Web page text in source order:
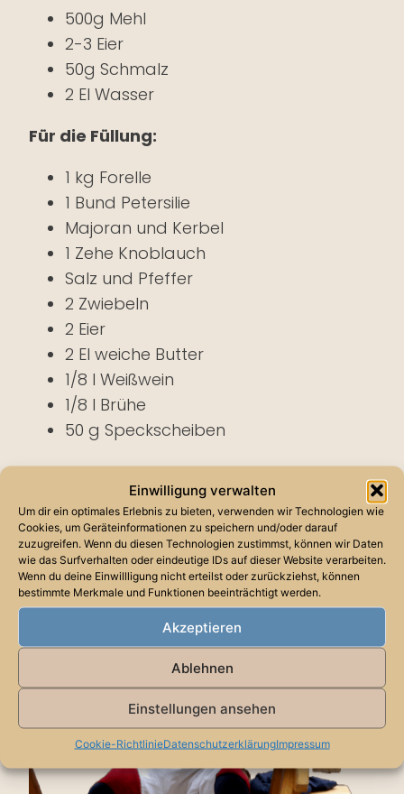
Einwilligung verwalten
Um dir ein optimales Erlebnis zu bieten, verwenden wir Technologien wie
Cookies, um Geräteinformationen zu speichern und/oder darauf
zuzugreifen. Wenn du diesen Technologien zustimmst, können wir Daten
wie das Surfverhalten oder eindeutige IDs auf dieser Website verarbeiten.
Wenn du deine Einwillligung nicht erteilst oder zurückziehst, können
bestimmte Merkmale und Funktionen beeinträchtigt werden.
Akzeptieren
Ablehnen
Einstellungen ansehen
Cookie-RichtlinieDatenschutzerklärungImpressum
500g Mehl
2-3 Eier
50g Schmalz
2 El Wasser
Für die Füllung:
1 kg Forelle
1 Bund Petersilie
Majoran und Kerbel
1 Zehe Knoblauch
Salz und Pfeffer
2 Zwiebeln
2 Eier
2 El weiche Butter
1/8 l Weißwein
1/8 l Brühe
50 g Speckscheiben
Aus dem Mehl, 2 Eiern, dem erwärmten
Schmalz und Wasser einen trockenen Teig
bereiten, das weitere Ei zugeben. Den Teig
zwei Stunden ruhen lassen.